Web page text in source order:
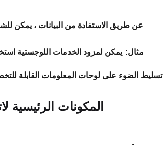
عن طريق الاستفادة من البيانات ، يمكن
مثال: يمكن لمزود الخدمات اللوجستية
تسليط الضوء على لوحات المعلومات القابلة
المكونات الرئيسية